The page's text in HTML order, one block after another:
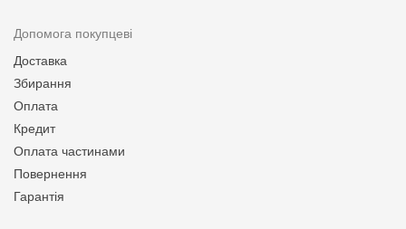
Допомога покупцеві
Доставка
Збирання
Оплата
Кредит
Оплата частинами
Повернення
Гарантія